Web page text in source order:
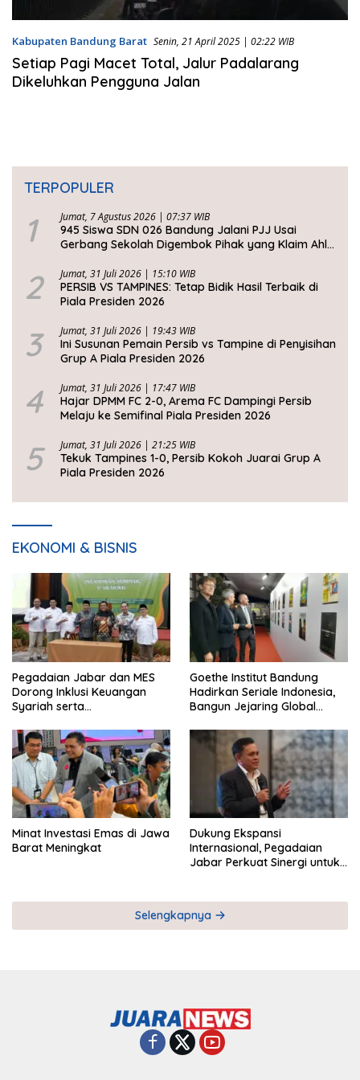
Kabupaten Bandung Barat Senin, 21 April 2025 | 02:22 WIB
Setiap Pagi Macet Total, Jalur Padalarang
Dikeluhkan Pengguna Jalan
TERPOPULER
1 Jumat, 7 Agustus 2026 | 07:37 WIB
945 Siswa SDN 026 Bandung Jalani PJJ Usai
Gerbang Sekolah Digembok Pihak yang Klaim Ahli
2 Jumat, 31 Juli 2026 | 15:10 WIB
PERSIB VS TAMPINES: Tetap Bidik Hasil Terbaik di
Piala Presiden 2026
3 Jumat, 31 Juli 2026 | 19:43 WIB
Ini Susunan Pemain Persib vs Tampine di Penyisihan
Grup A Piala Presiden 2026
4 Jumat, 31 Juli 2026 | 17:47 WIB
Hajar DPMM FC 2-0, Arema FC Dampingi Persib
Melaju ke Semifinal Piala Presiden 2026
5 Jumat, 31 Juli 2026 | 21:25 WIB
Tekuk Tampines 1-0, Persib Kokoh Juarai Grup A
Piala Presiden 2026
EKONOMI & BISNIS
Pegadaian Jabar dan MES
Dorong Inklusi Keuangan
Syariah serta
Goethe Institut Bandung
Hadirkan Seriale Indonesia,
Bangun Jejaring Global
Minat Investasi Emas di Jawa
Barat Meningkat
Dukung Ekspansi
Internasional, Pegadaian
Jabar Perkuat Sinergi untuk
Selengkapnya